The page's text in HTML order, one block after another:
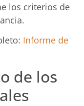
los criterios de
Informe de
de los